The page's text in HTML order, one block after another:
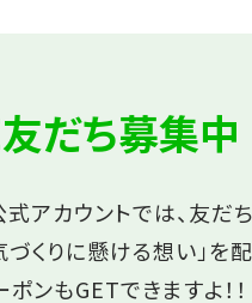
だち募集中
アカウントでは、友だ
くりに懸ける想い」を
ンもGETできますよ！！